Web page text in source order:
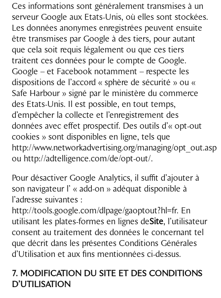
Ces informations sont généralement transmises à un
serveur Google aux Etats-Unis, où elles sont stockées.
Les données anonymes enregistrées peuvent ensuite
être transmises par Google à des tiers, pour autant
que cela soit requis légalement ou que ces tiers
traitent ces données pour le compte de Google.
Google – et Facebook notamment – respecte les
dispositions de l’accord « sphère de sécurité » ou «
Safe Harbour » signé par le ministère du commerce
des Etats-Unis. Il est possible, en tout temps,
d’empêcher la collecte et l’enregistrement des
données avec effet prospectif. Des outils d’« opt-out
cookies » sont disponibles en ligne, tels que
http://www.networkadvertising.org/managing/opt_out.asp
ou http://adtelligence.com/de/opt-out/.
Pour désactiver Google Analytics, il suffit d’ajouter à
son navigateur l’ « add-on » adéquat disponible à
l’adresse suivantes :
http://tools.google.com/dlpage/gaoptout?hl=fr. En
utilisant les plates-formes en lignes deSite, l’utilisateur
consent au traitement des données le concernant tel
que décrit dans les présentes Conditions Générales
d’Utilisation et aux fins mentionnées ci-dessus.
7. MODIFICATION DU SITE ET DES CONDITIONS
D’UTILISATION